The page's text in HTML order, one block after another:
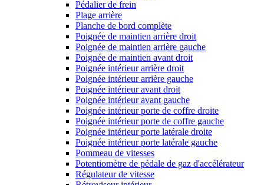
Pédalier de frein
Plage arrière
Planche de bord complète
Poignée de maintien arrière droit
Poignée de maintien arrière gauche
Poignée de maintien avant droit
Poignée intérieur arrière droit
Poignée intérieur arrière gauche
Poignée intérieur avant droit
Poignée intérieur avant gauche
Poignée intérieur porte de coffre droite
Poignée intérieur porte de coffre gauche
Poignée intérieur porte latérale droite
Poignée intérieur porte latérale gauche
Pommeau de vitesses
Potentiomètre de pédale de gaz d'accélérateur
Régulateur de vitesse